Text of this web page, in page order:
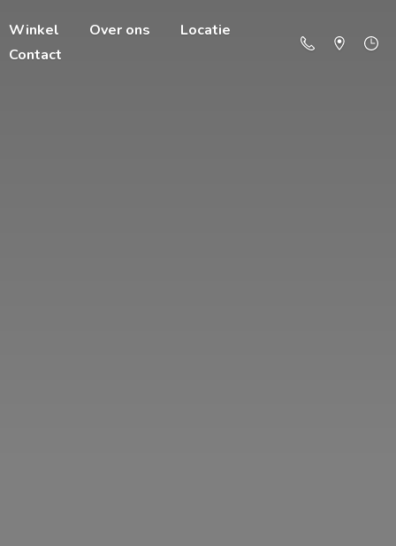
Winkel Over ons
Locatie
Contact